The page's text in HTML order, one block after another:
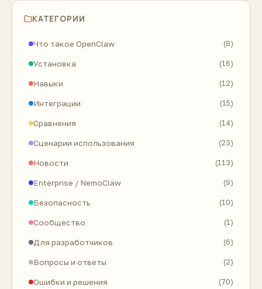
КАТЕГОРИИ
Что такое OpenClaw (8)
Установка (16)
Навыки (12)
Интеграции (15)
Сравнения (14)
Сценарии использования (23)
Новости (113)
Enterprise / NemoClaw (9)
Безопасность (10)
Сообщество (1)
Для разработчиков (6)
Вопросы и ответы (2)
Ошибки и решения (70)